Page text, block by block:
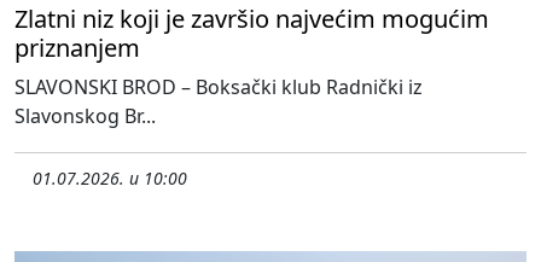
Zlatni niz koji je završio najvećim mogućim
priznanjem
SLAVONSKI BROD – Boksački klub Radnički iz
Slavonskog Br...
01.07.2026. u 10:00